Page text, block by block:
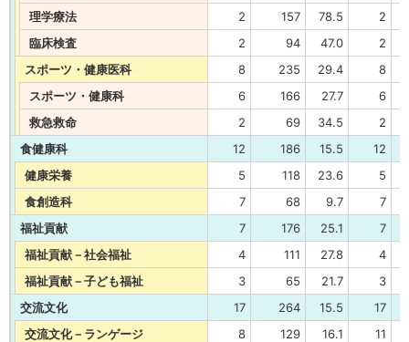
理学療法
2 157 78.5
2
臨床検査
2 94 47.0
2
スポーツ・健康医科
8 235 29.4
8
スポーツ・健康科
6 166 27.7
6
救急救命
2 69 34.5
2
食健康科
12 186 15.5
12
健康栄養
5 118 23.6
5
食創造科
7 68 9.7
7
福祉貢献
7 176 25.1
7
福祉貢献－社会福祉
4 111 27.8
4
福祉貢献－子ども福祉
3 65 21.7
3
交流文化
17 264 15.5
17
交流文化－ランゲージ
8 129 16.1
11